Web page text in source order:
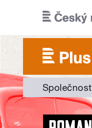
Společnost